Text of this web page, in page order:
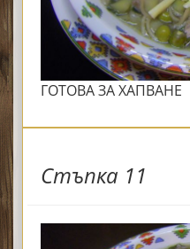
ГОТОВА ЗА ХАПВАНЕ
Стъпка 11